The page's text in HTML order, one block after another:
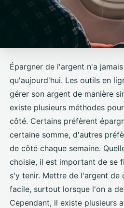
Épargner de l'argent n'a
qu'aujourd'hui. Les outils en
gérer son argent de manière
existe plusieurs méthodes
côté. Certains préfèrent
certaine somme, d'autres
de côté chaque semaine.
choisie, il est important de se
s'y tenir. Mettre de l'argent de
facile, surtout lorsque l'on a
Cependant, il existe plusieurs